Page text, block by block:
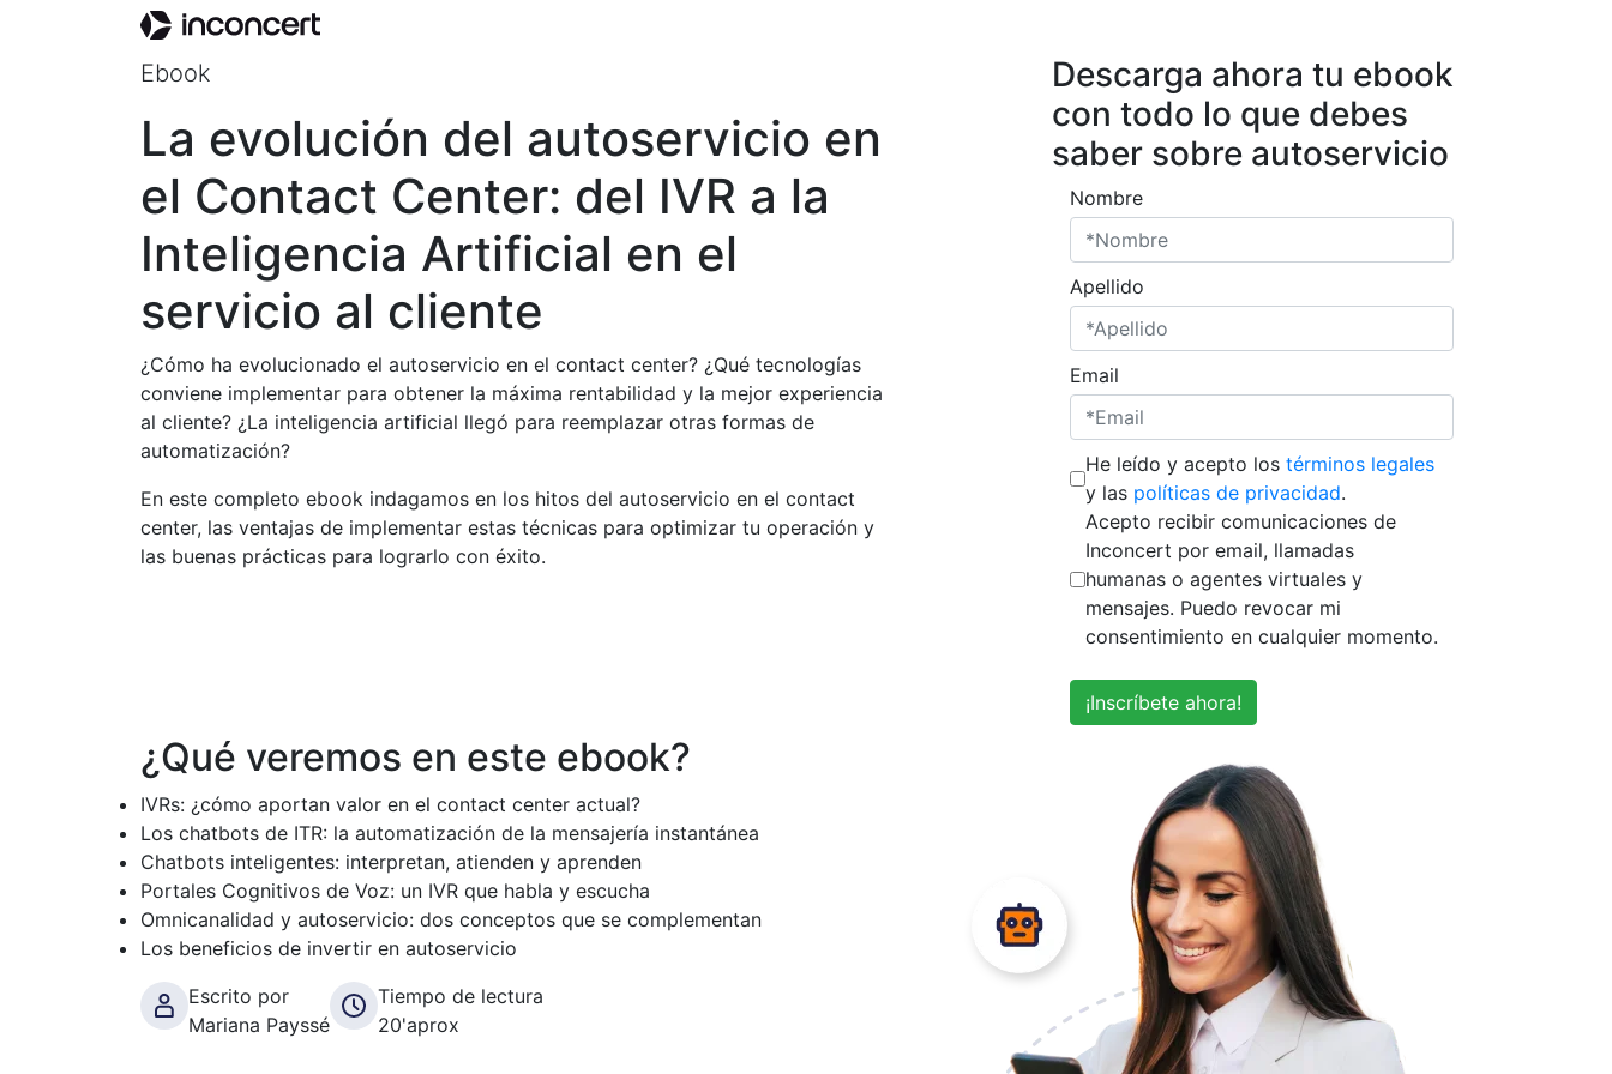
Ebook
La evolución del autoservicio en
el Contact Center: del IVR a la
Inteligencia Artificial en el
servicio al cliente
¿Cómo ha evolucionado el autoservicio en el contact center? ¿Qué tecnologías
conviene implementar para obtener la máxima rentabilidad y la mejor experiencia
al cliente? ¿La inteligencia artificial llegó para reemplazar otras formas de
automatización?
En este completo ebook indagamos en los hitos del autoservicio en el contact
center, las ventajas de implementar estas técnicas para optimizar tu operación y
las buenas prácticas para lograrlo con éxito.
Descarga ahora tu ebook
con todo lo que debes
saber sobre autoservicio
Nombre
Apellido
Email
He leído y acepto los términos legales
y las políticas de privacidad.
Acepto recibir comunicaciones de
Inconcert por email, llamadas
humanas o agentes virtuales y
mensajes. Puedo revocar mi
consentimiento en cualquier momento.
¡Inscríbete ahora!
¿Qué veremos en este ebook?
IVRs: ¿cómo aportan valor en el contact center actual?
Los chatbots de ITR: la automatización de la mensajería instantánea
Chatbots inteligentes: interpretan, atienden y aprenden
Portales Cognitivos de Voz: un IVR que habla y escucha
Omnicanalidad y autoservicio: dos conceptos que se complementan
Los beneficios de invertir en autoservicio
Escrito por
Mariana Payssé
Tiempo de lectura
20'aprox